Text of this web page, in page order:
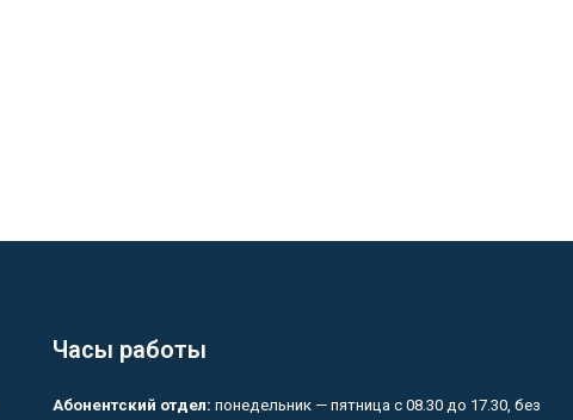
Часы работы
Абонентский отдел: понедельник — пятница с 08.30 до 17.30, без